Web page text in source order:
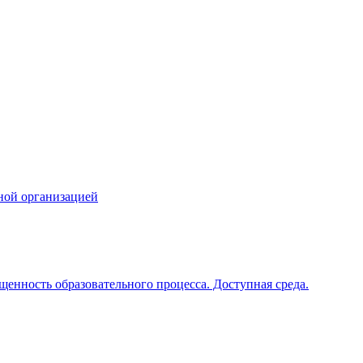
организацией
образовательного процесса. Доступная среда.